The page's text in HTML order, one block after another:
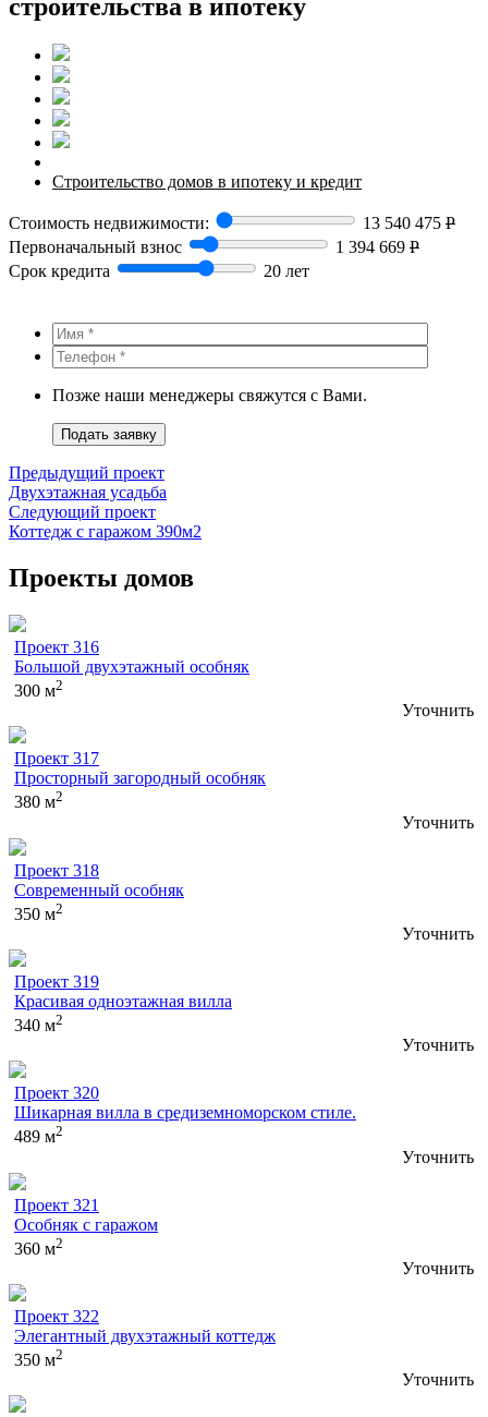
строительства в ипотеку
Строительство домов в ипотеку и кредит
Стоимость недвижимости: 13 540 475 Р
Первоначальный взнос
1 394 669 Р
Срок кредита
20 лет
Позже наши менеджеры свяжутся с Вами.
Подать заявку
Предыдущий проект
Двухэтажная усадьба
Следующий проект
Коттедж с гаражом 390м2
Проекты домов
Проект 316
Большой двухэтажный особняк
300 м2
Уточнить
Проект 317
Просторный загородный особняк
380 м2
Уточнить
Проект 318
Современный особняк
350 м2
Уточнить
Проект 319
Красивая одноэтажная вилла
340 м2
Уточнить
Проект 320
Шикарная вилла в средиземноморском стиле.
489 м2
Уточнить
Проект 321
Особняк с гаражом
360 м2
Уточнить
Проект 322
Элегантный двухэтажный коттедж
350 м2
Уточнить